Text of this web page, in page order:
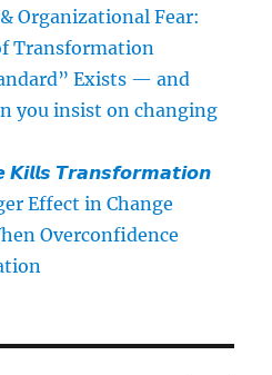
Organizational Fear:
Transformation
Exists — and
you insist on changing
𝙏𝙧𝙖𝙣𝙨𝙛𝙤𝙧𝙢𝙖𝙩𝙞𝙤𝙣
Effect in Change
Overconfidence